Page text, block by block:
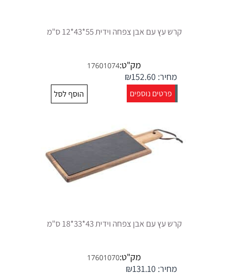
קרש עץ עם אבן צפחה וידית 55*43*12 ס"מ
מק"ט:17601074
מחיר: ₪152.60
פרטים נוספים הוסף לסל
קרש עץ עם אבן צפחה וידית 43*33*18 ס"מ
מק"ט:17601070
מחיר: ₪131.10